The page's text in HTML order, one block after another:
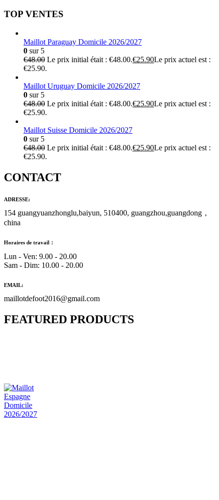
TOP VENTES
Maillot Paraguay Domicile 2026/2027
0 sur 5
€48.00 Le prix initial était : €48.00.€25.90Le prix actuel est :
€25.90.
Maillot Uruguay Domicile 2026/2027
0 sur 5
€48.00 Le prix initial était : €48.00.€25.90Le prix actuel est :
€25.90.
Maillot Suisse Domicile 2026/2027
0 sur 5
€48.00 Le prix initial était : €48.00.€25.90Le prix actuel est :
€25.90.
CONTACT
ADRESSE:
154 guangyuanzhonglu,baiyun, 510400, guangzhou,guangdong，
china
Horaires de travail：
Lun - Ven: 9.00 - 20.00
Sam - Dim: 10.00 - 20.00
EMAIL:
maillotdefoot2016@gmail.com
FEATURED PRODUCTS